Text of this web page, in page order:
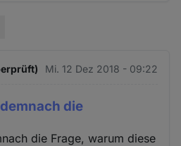
Mi. 12 Dez 2018 - 09:22
die
die Frage, warum diese